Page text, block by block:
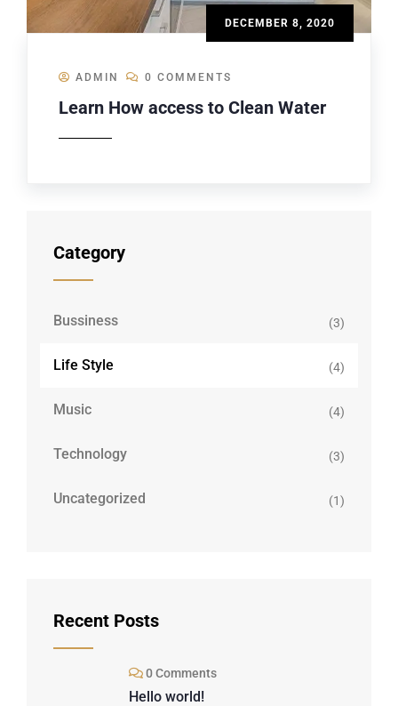
DECEMBER 8, 2020
ADMIN 0 COMMENTS
Learn How access to Clean Water
Category
Bussiness (3)
Life Style (4)
Music (4)
Technology (3)
Uncategorized (1)
Recent Posts
0 Comments
Hello world!